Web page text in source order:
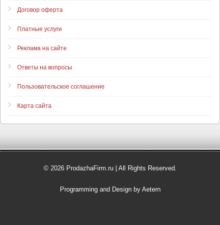
Договор оферта
Платные услуги
Реклама на сайте
Ответы на вопросы
Пользовательское соглашение
Карта сайта
© 2026 ProdazhaFirm.ru | All Rights Reserved.
Programming and Design by Aetern